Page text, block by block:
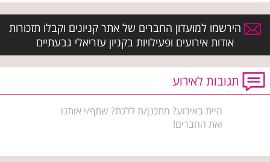
הירשמו למועדון החברים של אתר קניונים וקבלו תזכורות
אודות אירועים ופעילויות בקניון עזריאלי גבעתיים
תגובות לאירוע
היית באירוע? מתכנן/ת ללכת? שתף/י אותנו
ואת החברים!